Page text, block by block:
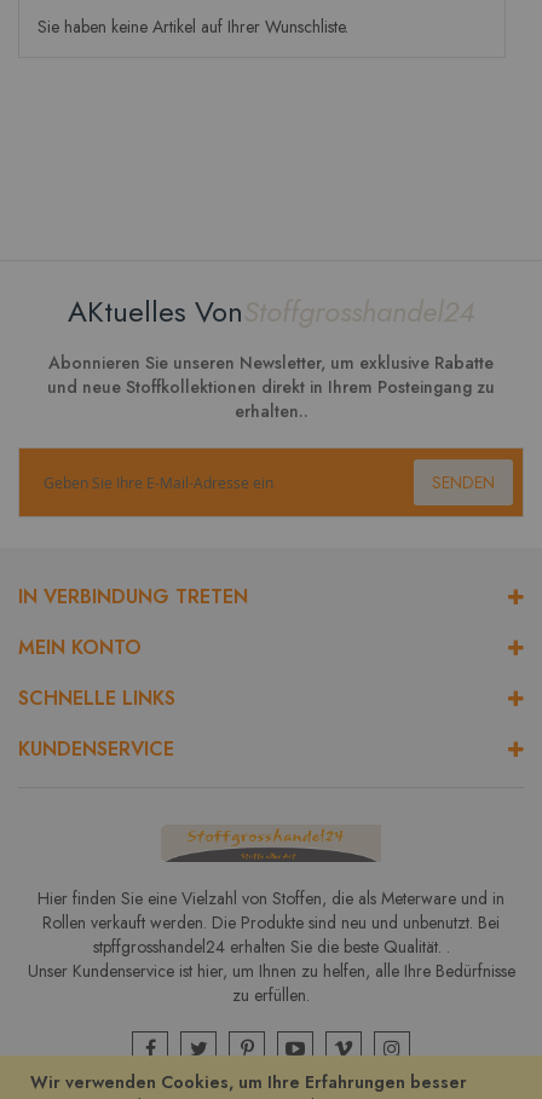
Wir verwenden Cookies, um Ihre Erfahrungen besser
Sie haben keine Artikel auf Ihrer Wunschliste.
AKtuelles VonStoffgrosshandel24
Abonnieren Sie unseren Newsletter, um exklusive Rabatte
und neue Stoffkollektionen direkt in Ihrem Posteingang zu
erhalten..
SENDEN
IN VERBINDUNG TRETEN
MEIN KONTO
SCHNELLE LINKS
KUNDENSERVICE
Hier finden Sie eine Vielzahl von Stoffen, die als Meterware und in
Rollen verkauft werden. Die Produkte sind neu und unbenutzt. Bei
stpffgrosshandel24 erhalten Sie die beste Qualität. .
Unser Kundenservice ist hier, um Ihnen zu helfen, alle Ihre Bedürfnisse
zu erfüllen.